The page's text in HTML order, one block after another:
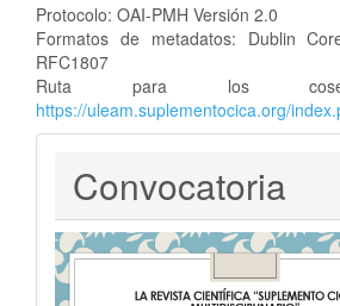
Protocolo: OAI-PMH Versión 2.0
Formatos de metadatos: Dublin
RFC1807
Ruta para los
https://uleam.suplementocica.org/
Convocatoria
Convocatoria